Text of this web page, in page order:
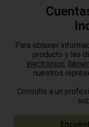
Para obtener
producto y las
electrónico,
nuestros
Consulte a un